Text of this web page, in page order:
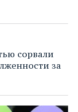
сорвали
за